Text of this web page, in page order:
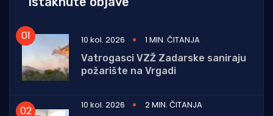
10 kol. 2026
1 MIN. ČITANJA
Vatrogasci VZŽ Zadarske saniraju
požarište na Vrgadi
10 kol. 2026
2 MIN. ČITANJA